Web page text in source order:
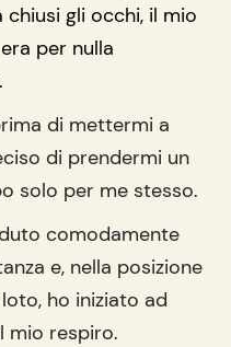
chiusi gli occhi, il mio
per nulla
di mettermi a
di prendermi un
solo per me stesso.
comodamente
e, nella posizione
ho iniziato ad
mio respiro.